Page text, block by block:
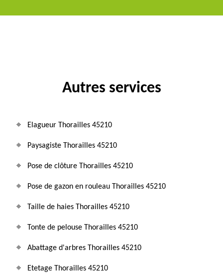
Autres services
Elagueur Thorailles 45210
Paysagiste Thorailles 45210
Pose de clôture Thorailles 45210
Pose de gazon en rouleau Thorailles 45210
Taille de haies Thorailles 45210
Tonte de pelouse Thorailles 45210
Abattage d'arbres Thorailles 45210
Etetage Thorailles 45210